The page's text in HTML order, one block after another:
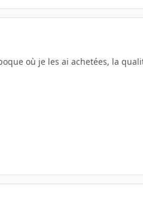
où je les ai achetées, la